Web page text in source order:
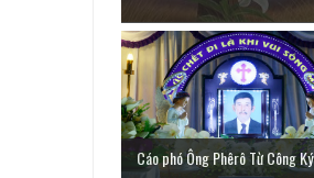
Cáo phó Ông Phêrô Từ Công Ký